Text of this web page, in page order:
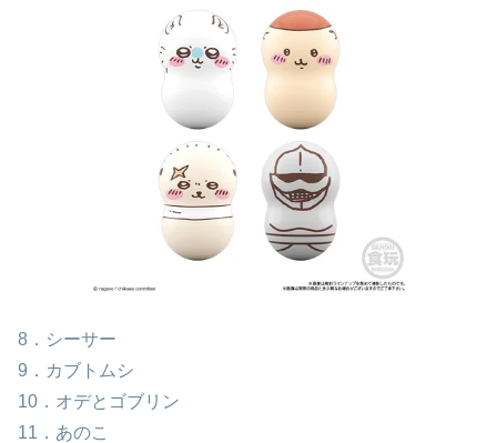
8．シーサー
9．カブトムシ
10．オデとゴブリン
11．あのこ